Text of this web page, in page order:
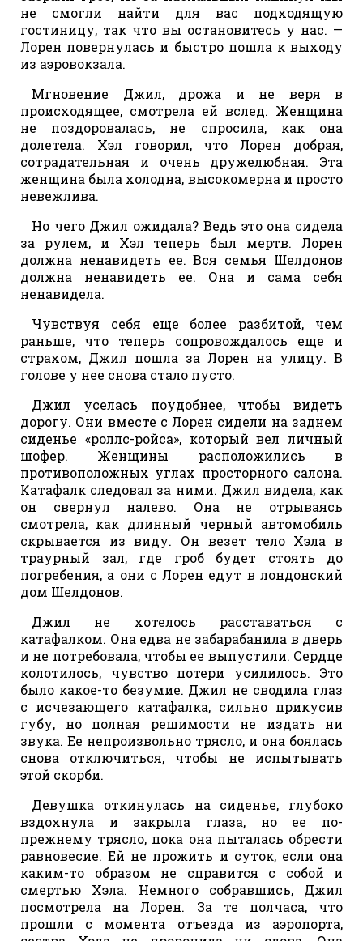
не смогли найти для вас подходящую
гостиницу, так что вы остановитесь у нас. —
Лорен повернулась и быстро пошла к выходу
из аэровокзала.
Мгновение Джил, дрожа и не веря в
происходящее, смотрела ей вслед. Женщина
не поздоровалась, не спросила, как она
долетела. Хэл говорил, что Лорен добрая,
сотрадательная и очень дружелюбная. Эта
женщина была холодна, высокомерна и просто
невежлива.
Но чего Джил ожидала? Ведь это она сидела
за рулем, и Хэл теперь был мертв. Лорен
должна ненавидеть ее. Вся семья Шелдонов
должна ненавидеть ее. Она и сама себя
ненавидела.
Чувствуя себя еще более разбитой, чем
раньше, что теперь сопровождалось еще и
страхом, Джил пошла за Лорен на улицу. В
голове у нее снова стало пусто.
Джил уселась поудобнее, чтобы видеть
дорогу. Они вместе с Лорен сидели на заднем
сиденье «роллс-ройса», который вел личный
шофер. Женщины расположились в
противоположных углах просторного салона.
Катафалк следовал за ними. Джил видела, как
он свернул налево. Она не отрываясь
смотрела, как длинный черный автомобиль
скрывается из виду. Он везет тело Хэла в
траурный зал, где гроб будет стоять до
погребения, а они с Лорен едут в лондонский
дом Шелдонов.
Джил не хотелось расставаться с
катафалком. Она едва не забарабанила в дверь
и не потребовала, чтобы ее выпустили. Сердце
колотилось, чувство потери усилилось. Это
было какое-то безумие. Джил не сводила глаз
с исчезающего катафалка, сильно прикусив
губу, но полная решимости не издать ни
звука. Ее непроизвольно трясло, и она боялась
снова отключиться, чтобы не испытывать
этой скорби.
Девушка откинулась на сиденье, глубоко
вздохнула и закрыла глаза, но ее по-
прежнему трясло, пока она пыталась обрести
равновесие. Ей не прожить и суток, если она
каким-то образом не справится с собой и
смертью Хэла. Немного собравшись, Джил
посмотрела на Лорен. За те полчаса, что
прошли с момента отъезда из аэропорта,